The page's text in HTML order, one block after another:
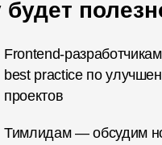
Frontend-
best practice по
проектов
Тимлидам — обсудим